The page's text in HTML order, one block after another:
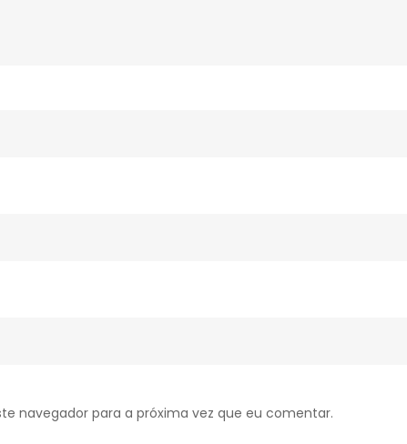
navegador para a próxima vez que eu comentar.